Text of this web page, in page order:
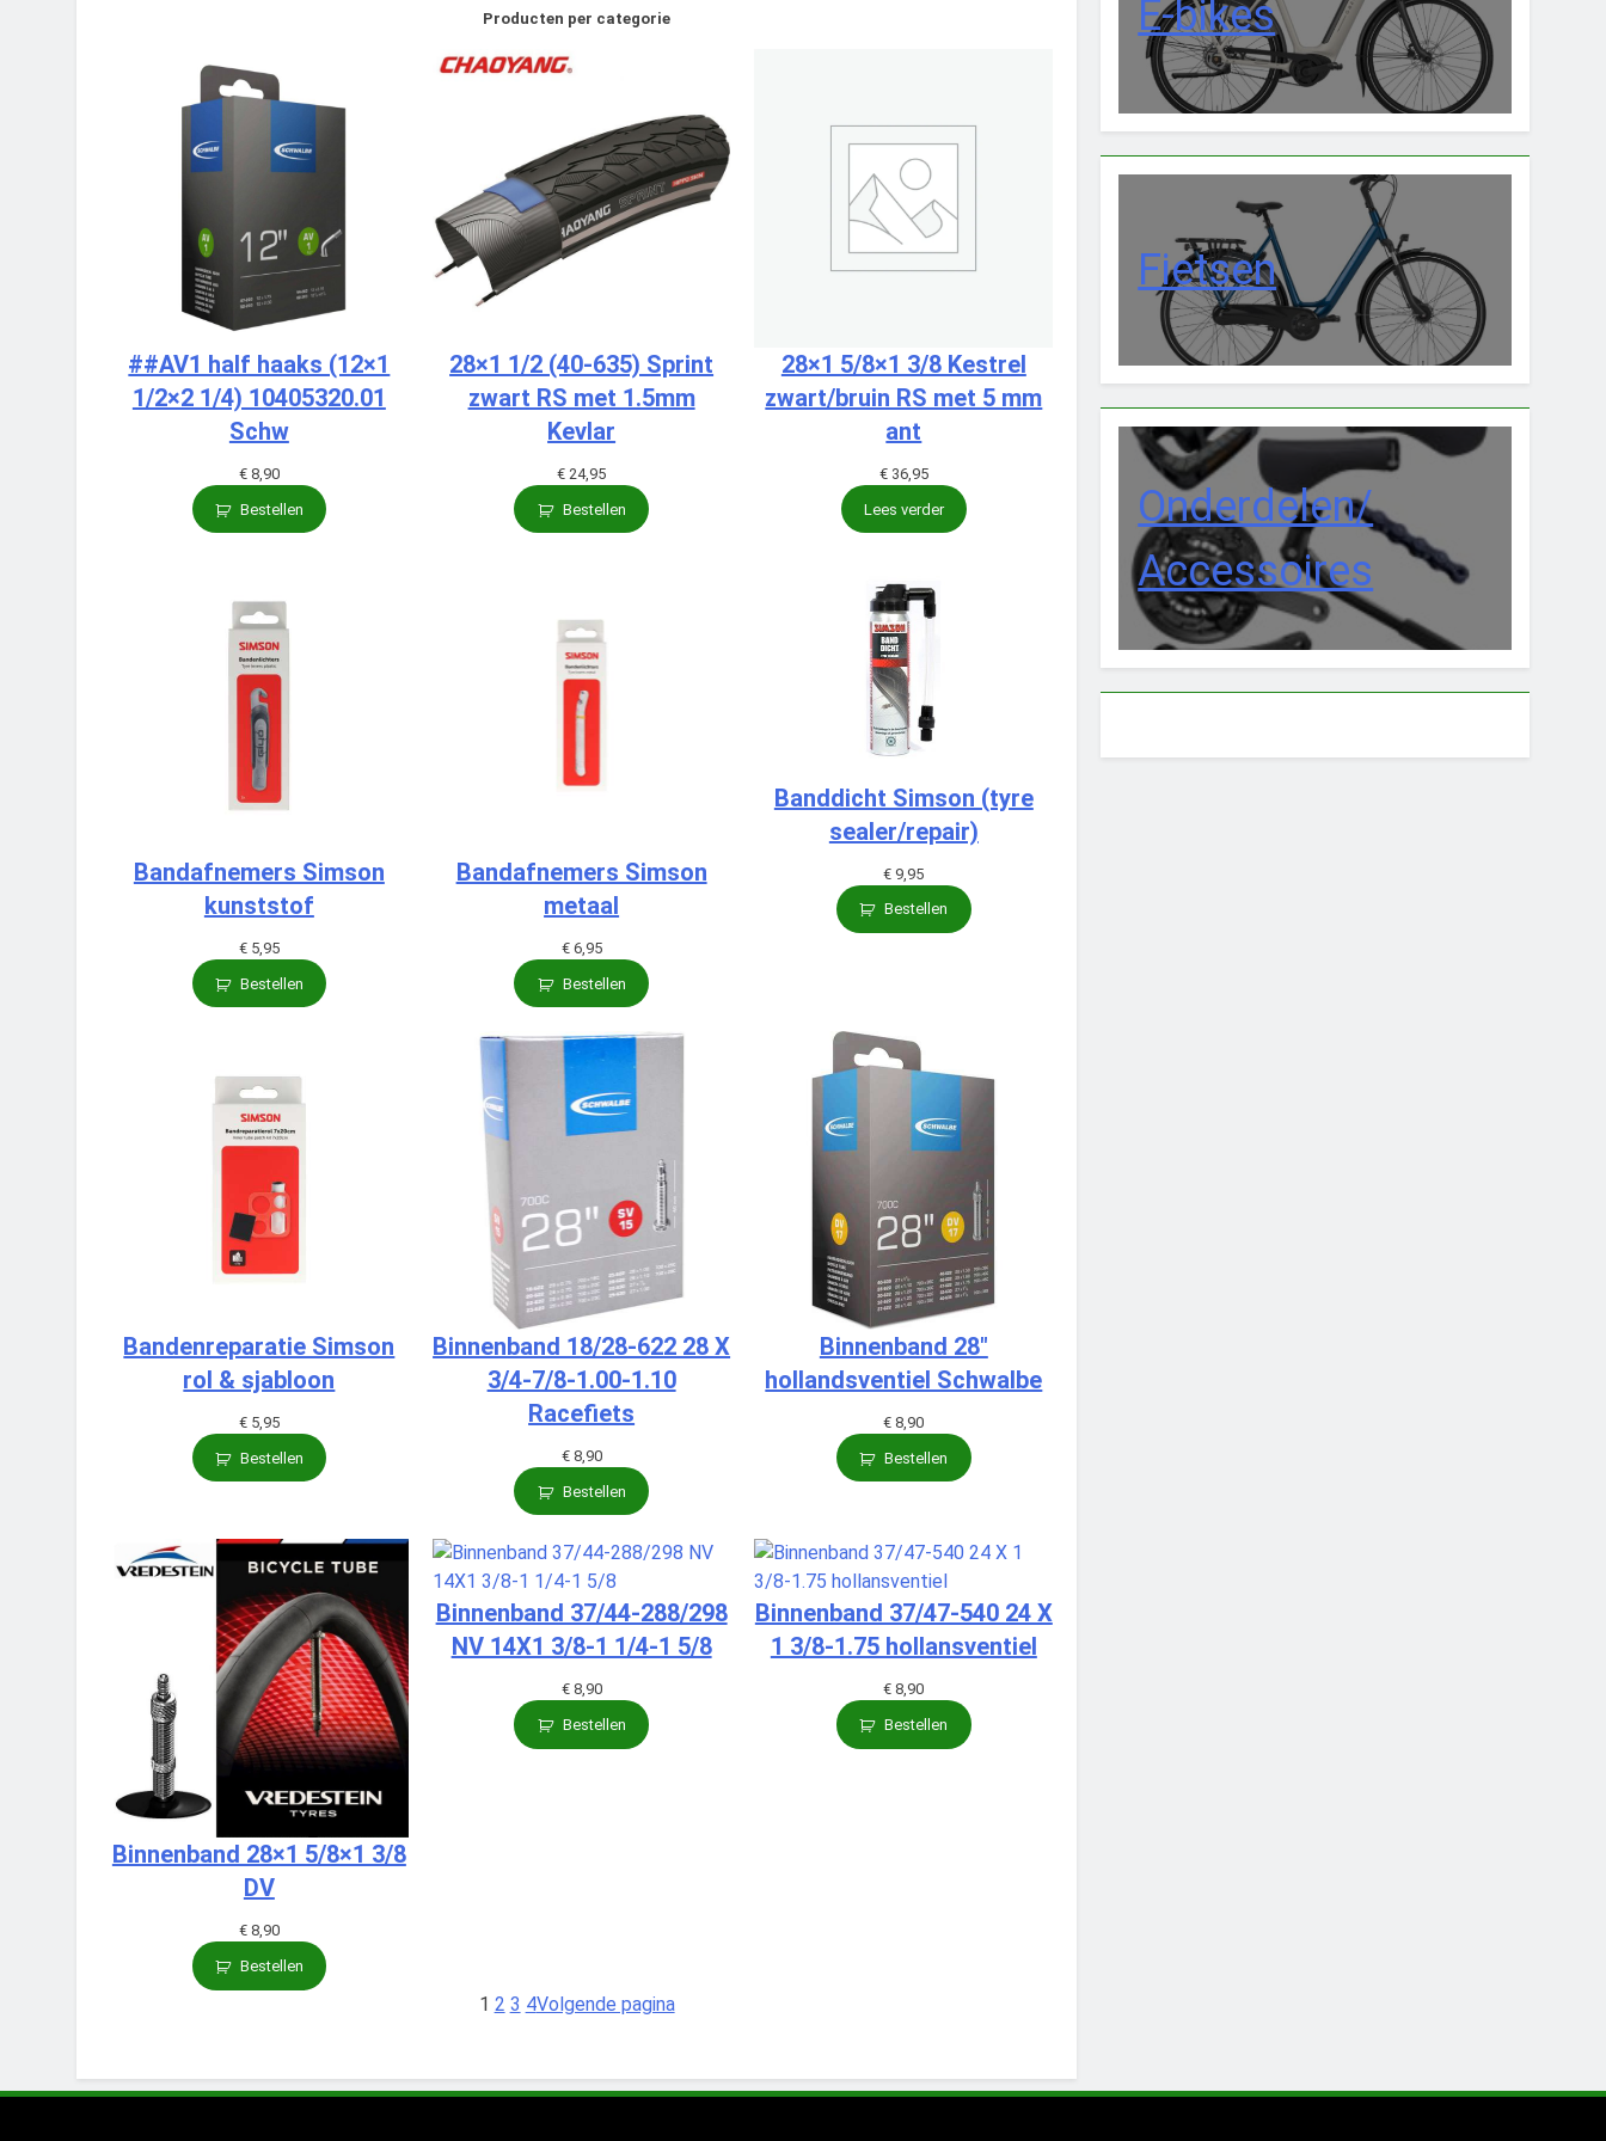
Producten per categorie
##AV1 half haaks (12×1
1/2×2 1/4) 10405320.01
Schw
€8,90
Bestellen
28×1 1/2 (40-635) Sprint
zwart RS met 1.5mm
Kevlar
€ 24,95
Bestellen
28×1 5/8×1 3/8 Kestrel
zwart/bruin RS met 5 mm
ant
€36,95
Lees verder
Bandafnemers Simson
kunststof
€5,95
Bestellen
Bandafnemers Simson
metaal
€6,95
Bestellen
Banddicht Simson (tyre
sealer/repair)
€ 9,95
Bestellen
Bandenreparatie Simson
rol & sjabloon
€5,95
Bestellen
Binnenband 18/28-622 28 X
3/4-7/8-1.00-1.10
Racefiets
€8,90
Bestellen
Binnenband 28″
hollandsventiel Schwalbe
€ 8,90
Bestellen
Binnenband 28×1 5/8×1 3/8
DV
€8,90
Bestellen
Binnenband 37/44-288/298
NV 14X1 3/8-1 1/4-1 5/8
€8,90
Bestellen
Binnenband 37/47-540 24 X
1 3/8-1.75 hollansventiel
€ 8,90
Bestellen
1 2 3 4Volgende pagina
E-bikes
Fietsen
Onderdelen/
Accessoires